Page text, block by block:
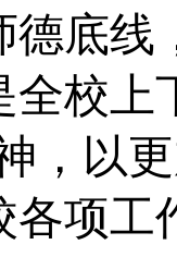
德底
全校上
，以
各项工